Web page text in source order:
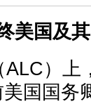
美国及
）上
国国务